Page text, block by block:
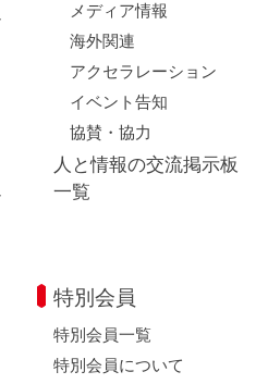
メディア情報
海外関連
アクセラレーション
イベント告知
協賛・協力
人と情報の交流掲示板
一覧
特別会員
特別会員一覧
特別会員について